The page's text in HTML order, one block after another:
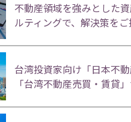
不動産領域を強みとした
ルティングで、解決策を
台湾投資家向け「日本不動
「台湾不動産売買・賃貸